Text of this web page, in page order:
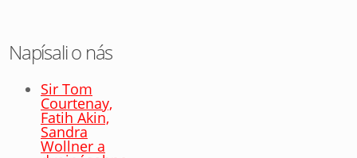
Napísali o nás
Sir Tom
Courtenay,
Fatih Akin,
Sandra
Wollner a